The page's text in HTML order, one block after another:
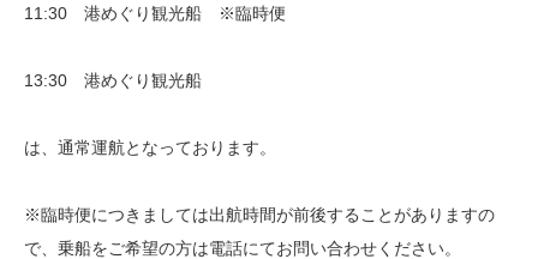
11:30 港めぐり観光船 ※臨時便
13:30 港めぐり観光船
は、通常運航となっております。
※臨時便につきましては出航時間が前後することがありますの
で、乗船をご希望の方は電話にてお問い合わせください。